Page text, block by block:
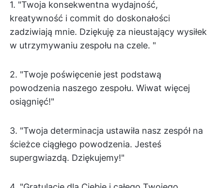
1. "Twoja konsekwentna wydajność,
kreatywność i commit do doskonałości
zadziwiają mnie. Dziękuję za nieustający wysiłek
w utrzymywaniu zespołu na czele. "
2. "Twoje poświęcenie jest podstawą
powodzenia naszego zespołu. Wiwat więcej
osiągnięć!"
3. "Twoja determinacja ustawiła nasz zespół na
ścieżce ciągłego powodzenia. Jesteś
supergwiazdą. Dziękujemy!"